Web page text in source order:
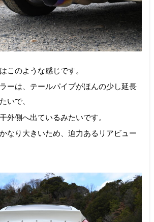
このような感じです。
ーは、テールパイプがほんの少し延長
いで、
外側へ出ているみたいです。
なり大きいため、迫力あるリアビュー